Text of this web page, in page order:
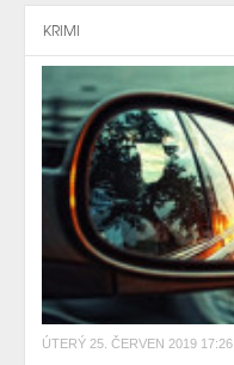
KRIMI
ÚTERÝ 25. ČERVEN 2019 17:26